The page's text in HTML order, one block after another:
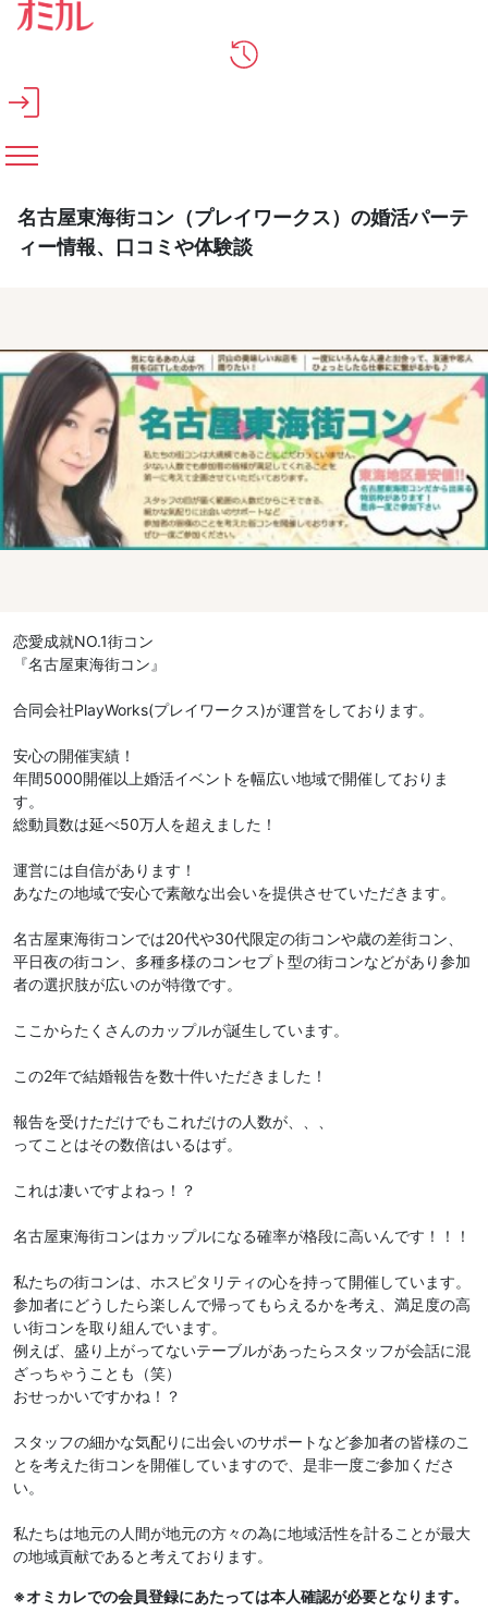
メインコンテンツへスキップ
名古屋東海街コン（プレイワークス）の婚活パーテ
ィー情報、口コミや体験談
恋愛成就NO.1街コン
『名古屋東海街コン』
合同会社PlayWorks(プレイワークス)が運営をしております。
安心の開催実績！
年間5000開催以上婚活イベントを幅広い地域で開催しておりま
す。
総動員数は延べ50万人を超えました！
運営には自信があります！
あなたの地域で安心で素敵な出会いを提供させていただきます。
名古屋東海街コンでは20代や30代限定の街コンや歳の差街コン、
平日夜の街コン、多種多様のコンセプト型の街コンなどがあり参加
者の選択肢が広いのが特徴です。
ここからたくさんのカップルが誕生しています。
この2年で結婚報告を数十件いただきました！
報告を受けただけでもこれだけの人数が、、、
ってことはその数倍はいるはず。
これは凄いですよねっ！？
名古屋東海街コンはカップルになる確率が格段に高いんです！！！
私たちの街コンは、ホスピタリティの心を持って開催しています。
参加者にどうしたら楽しんで帰ってもらえるかを考え、満足度の高
い街コンを取り組んでいます。
例えば、盛り上がってないテーブルがあったらスタッフが会話に混
ざっちゃうことも（笑）
おせっかいですかね！？
スタッフの細かな気配りに出会いのサポートなど参加者の皆様のこ
とを考えた街コンを開催していますので、是非一度ご参加くださ
い。
私たちは地元の人間が地元の方々の為に地域活性を計ることが最大
の地域貢献であると考えております。
※オミカレでの会員登録にあたっては本人確認が必要となります。